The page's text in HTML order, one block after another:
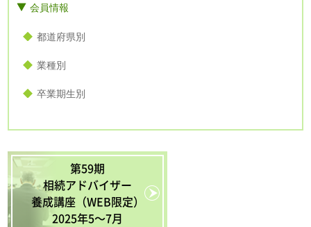
会員情報
都道府県別
業種別
卒業期生別
第59期
相続アドバイザー
養成講座（WEB限定）
2025年5〜7月